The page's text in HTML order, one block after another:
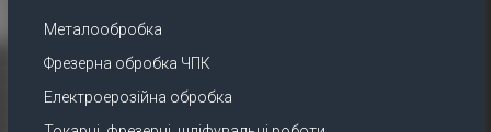
Металообробка
Фрезерна обробка ЧПК
Електроерозійна обробка